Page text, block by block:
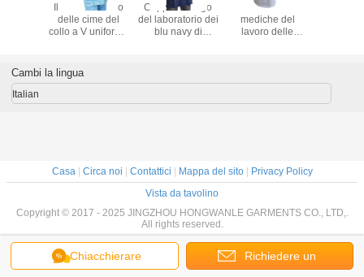
e saia
Il lavoro medico
delle cime del
collo a V uniforma
inclinate fondo
Cappotto lungo
del laboratorio dei
blu navy di
Le uniformi
mediche del
lavoro delle
gli insiemi
Chiacchierare Richiedere un
Cambi la lingua
Italian
Casa | Circa noi | Contattici | Mappa del sito| Privacy Policy
Vista da tavolino
Copyright © 2017 - 2025 JINGZHOU HONGWANLE GARMENTS CO., LTD,.
All rights reserved.